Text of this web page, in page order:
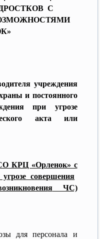
С
учреждения
и постоянного
при угрозе
акта или
«Орленок» с
совершения
яЧС)
для персонала и